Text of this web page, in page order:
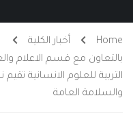
Home
أخبار الكلية
بالتعاون مع قسم الاعلام
التربية للعلوم الانسانية
والسلامة العامة